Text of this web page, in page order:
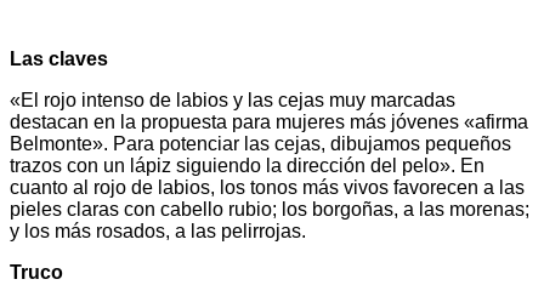
Las claves
«El rojo intenso de labios y las cejas muy marcadas
destacan en la propuesta para mujeres más jóvenes «afirma
Belmonte». Para potenciar las cejas, dibujamos pequeños
trazos con un lápiz siguiendo la dirección del pelo». En
cuanto al rojo de labios, los tonos más vivos favorecen a las
pieles claras con cabello rubio; los borgoñas, a las morenas;
y los más rosados, a las pelirrojas.
Truco